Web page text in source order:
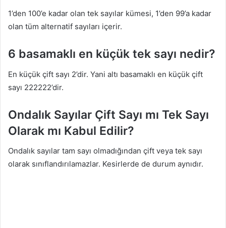
1’den 100’e kadar olan tek sayılar kümesi, 1’den 99’a kadar
olan tüm alternatif sayıları içerir.
6 basamaklı en küçük tek sayı nedir?
En küçük çift sayı 2’dir. Yani altı basamaklı en küçük çift
sayı 222222’dir.
Ondalık Sayılar Çift Sayı mı Tek Sayı
Olarak mı Kabul Edilir?
Ondalık sayılar tam sayı olmadığından çift veya tek sayı
olarak sınıflandırılamazlar. Kesirlerde de durum aynıdır.